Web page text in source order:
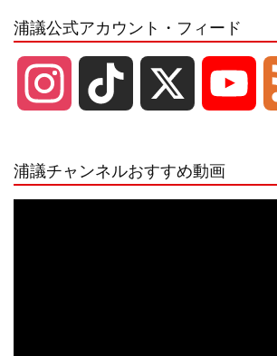
浦議公式アカウント・フィード
浦議チャンネルおすすめ動画